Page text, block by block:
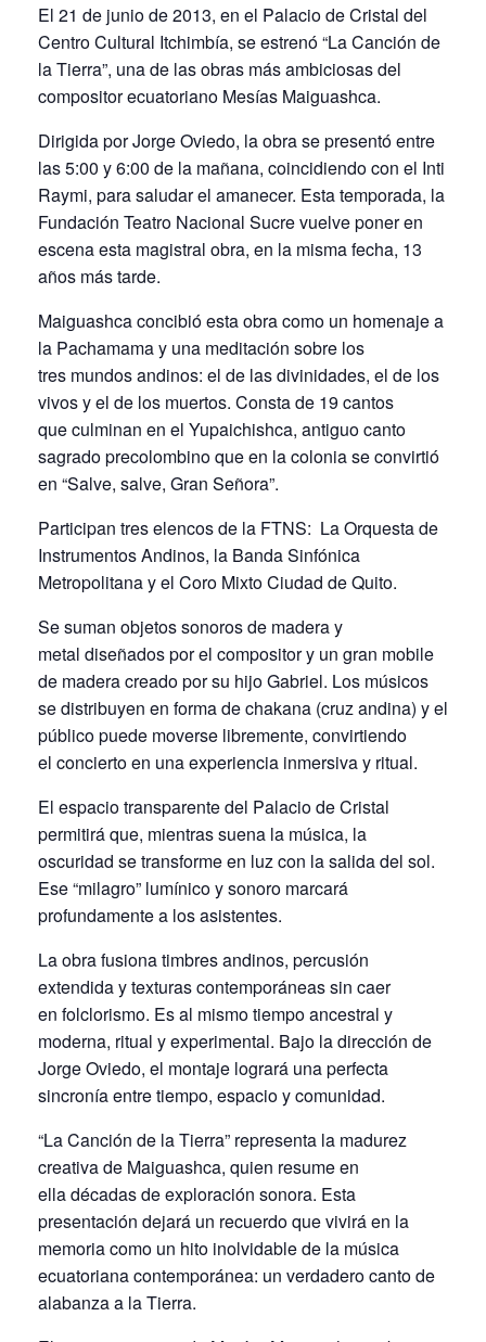
El 21 de junio de 2013, en el Palacio de Cristal del
Centro Cultural Itchimbía, se estrenó “La Canción de
la Tierra”, una de las obras más ambiciosas del
compositor ecuatoriano Mesías Maiguashca.
Dirigida por Jorge Oviedo, la obra se presentó entre
las 5:00 y 6:00 de la mañana, coincidiendo con el Inti
Raymi, para saludar el amanecer. Esta temporada, la
Fundación Teatro Nacional Sucre vuelve poner en
escena esta magistral obra, en la misma fecha, 13
años más tarde.
Maiguashca concibió esta obra como un homenaje a
la Pachamama y una meditación sobre los
tres mundos andinos: el de las divinidades, el de los
vivos y el de los muertos. Consta de 19 cantos
que culminan en el Yupaichishca, antiguo canto
sagrado precolombino que en la colonia se convirtió
en “Salve, salve, Gran Señora”.
Participan tres elencos de la FTNS: La Orquesta de
Instrumentos Andinos, la Banda Sinfónica
Metropolitana y el Coro Mixto Ciudad de Quito.
Se suman objetos sonoros de madera y
metal diseñados por el compositor y un gran mobile
de madera creado por su hijo Gabriel. Los músicos
se distribuyen en forma de chakana (cruz andina) y el
público puede moverse libremente, convirtiendo
el concierto en una experiencia inmersiva y ritual.
El espacio transparente del Palacio de Cristal
permitirá que, mientras suena la música, la
oscuridad se transforme en luz con la salida del sol.
Ese “milagro” lumínico y sonoro marcará
profundamente a los asistentes.
La obra fusiona timbres andinos, percusión
extendida y texturas contemporáneas sin caer
en folclorismo. Es al mismo tiempo ancestral y
moderna, ritual y experimental. Bajo la dirección de
Jorge Oviedo, el montaje logrará una perfecta
sincronía entre tiempo, espacio y comunidad.
“La Canción de la Tierra” representa la madurez
creativa de Maiguashca, quien resume en
ella décadas de exploración sonora. Esta
presentación dejará un recuerdo que vivirá en la
memoria como un hito inolvidable de la música
ecuatoriana contemporánea: un verdadero canto de
alabanza a la Tierra.